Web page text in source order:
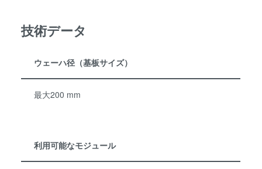
技術データ
ウェーハ径（基板サイズ）
最大200 mm
利用可能なモジュール